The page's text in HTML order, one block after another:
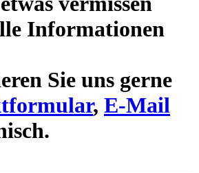
Informationen
Sie uns gerne
, E-Mail